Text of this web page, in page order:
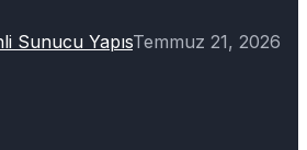
Sunucu YapısTemmuz 21, 2026